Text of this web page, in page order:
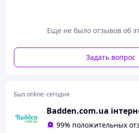
Модель:ETHEREAL BS Classic
Цвет: красный
Еще не было отзывов об
Задать вопрос
Был online:сегодня
99% положительных